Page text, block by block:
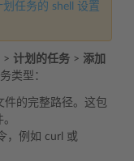
划任务的 shell 设置
> 计划的任务 > 添加
类型：
件的完整路径。这包
，例如 curl 或